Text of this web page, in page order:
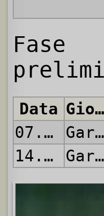
Fase
Data Giornata
07.08.
2005
Gara Unica
14.08.
2005
Gara Unica